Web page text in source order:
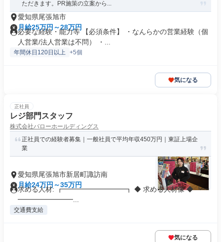
ただきます。PR施策の立案から...
愛知県尾張旭市
月給25万円～28万円
必要な経験・能力等 【必須条件】 ・なんらかの営業経験（個
人営業/法人営業は不問） ・...
年間休日120日以上 +5個
気になる
正社員
レジ部門スタッフ
株式会社バローホールディングス
正社員での経験者募集｜一般社員で平均年収450万円｜東証上場企
業
愛知県尾張旭市新居町諏訪南
月給24万円～35万円
求める人材: ┏━━━━━━━━━┓ ◆ 求める人材像 ◆ ┗━
━━━━━━━━...
交通費支給
気になる